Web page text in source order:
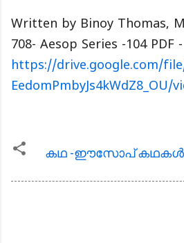
Written by Binoy Thomas,
708- Aesop Series -104 PDF -
https://drive.google.com/
EedomPmbyJs4kWdZ8_OU/
കഥ -ഈസോപ് കഥകള്‍